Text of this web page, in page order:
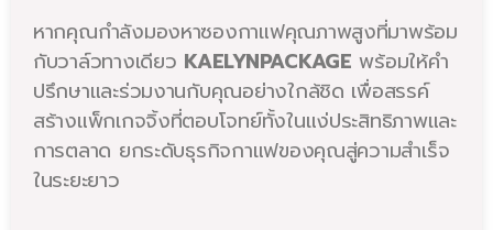
หากคุณกำลังมองหาซองกาแฟคุณภาพสูงที่มาพร้อม
กับวาล์วทางเดียว KAELYNPACKAGE พร้อมให้คำ
ปรึกษาและร่วมงานกับคุณอย่างใกล้ชิด เพื่อสรรค์
สร้างแพ็กเกจจิ้งที่ตอบโจทย์ทั้งในแง่ประสิทธิภาพและ
การตลาด ยกระดับธุรกิจกาแฟของคุณสู่ความสำเร็จ
ในระยะยาว